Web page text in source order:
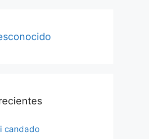
candado